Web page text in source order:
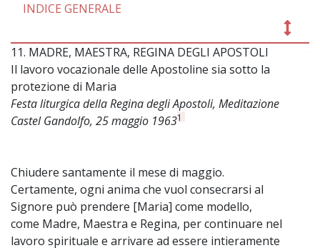
INDICE GENERALE
11. MADRE, MAESTRA, REGINA DEGLI APOSTOLI
Il lavoro vocazionale delle Apostoline sia sotto la
protezione di Maria
Festa liturgica della Regina degli Apostoli, Meditazione
Castel Gandolfo, 25 maggio 19631
Chiudere santamente il mese di maggio.
Certamente, ogni anima che vuol consecrarsi al
Signore può prendere [Maria] come modello,
come Madre, Maestra e Regina, per continuare nel
lavoro spirituale e arrivare ad essere intieramente